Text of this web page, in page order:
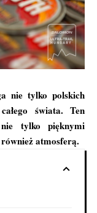
nie tylko polskich
świata. Ten
tylko pięknymi
atmosferą.